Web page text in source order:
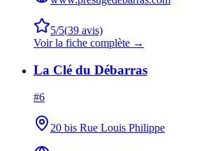
5/5(39 avis)
Voir la fiche complète →
La Clé du Débarras
#6
20 bis Rue Louis Philippe